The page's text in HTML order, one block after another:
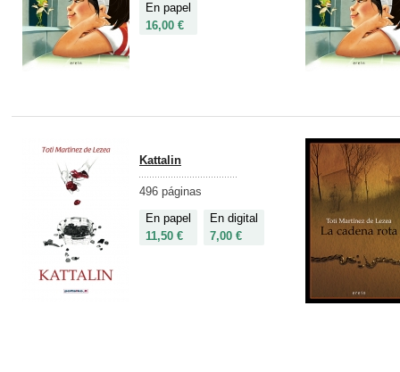
En papel
16,00 €
Kattalin
496 páginas
En papel
11,50 €
En digital
7,00 €